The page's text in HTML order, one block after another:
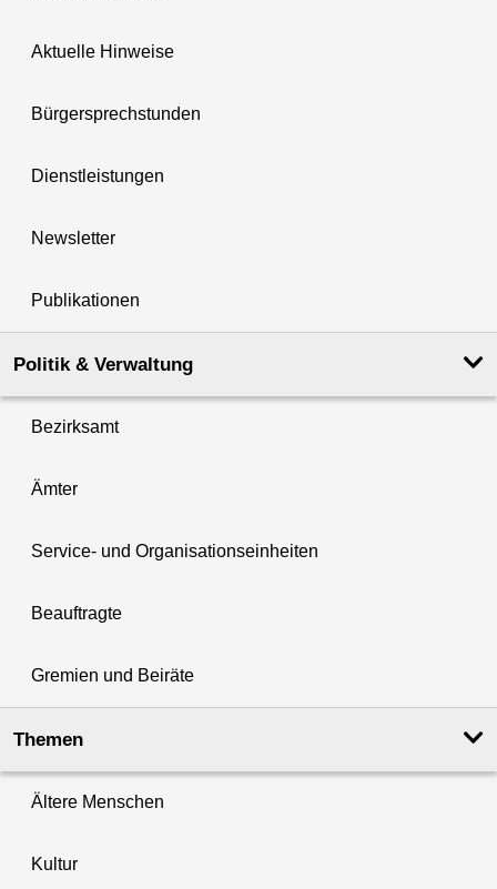
Aktuelle Hinweise
Bürgersprechstunden
Dienstleistungen
Newsletter
Publikationen
Politik & Verwaltung
Bezirksamt
Ämter
Service- und Organisationseinheiten
Beauftragte
Gremien und Beiräte
Themen
Ältere Menschen
Kultur